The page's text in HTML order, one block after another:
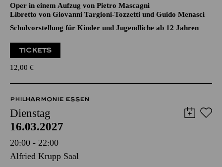
EINE MODERIERTE KURZOPER NACH PIETRO
MASCAGNI
Libretto von Giovanni Targioni-Tozzetti und Guido Menasci
Schulvorstellung für Kinder und Jugendliche ab 12 Jahren
12,00€
PHILHARMONIE ESSEN
Dienstag
16.03.2027